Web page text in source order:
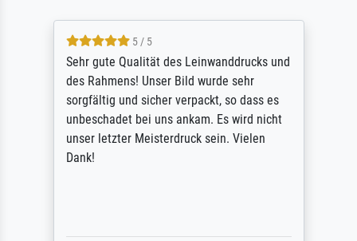
5 / 5
Sehr gute Qualität des Leinwanddrucks und
des Rahmens! Unser Bild wurde sehr
sorgfältig und sicher verpackt, so dass es
unbeschadet bei uns ankam. Es wird nicht
unser letzter Meisterdruck sein. Vielen
Dank!